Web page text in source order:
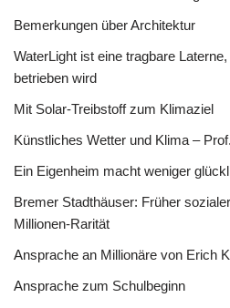
Bemerkungen über Architektur
WaterLight ist eine tragbare
betrieben wird
Mit Solar-Treibstoff zum Klimaziel
Künstliches Wetter und Klima –
Ein Eigenheim macht weniger
Bremer Stadthäuser: Früher
Millionen-Rarität
Ansprache an Millionäre von Erich
Ansprache zum Schulbeginn